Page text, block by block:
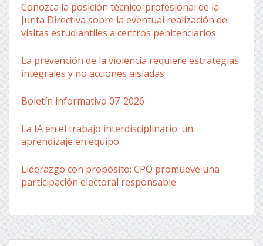
Conozca la posición técnico-profesional de la
Junta Directiva sobre la eventual realización de
visitas estudiantiles a centros penitenciarios
La prevención de la violencia requiere estrategias
integrales y no acciones aisladas
Boletín informativo 07-2026
La IA en el trabajo interdisciplinario: un
aprendizaje en equipo
Liderazgo con propósito: CPO promueve una
participación electoral responsable